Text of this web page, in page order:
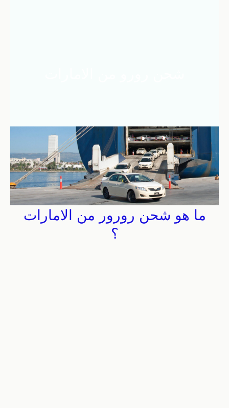
ما هو شحن رورور من الامارات
؟